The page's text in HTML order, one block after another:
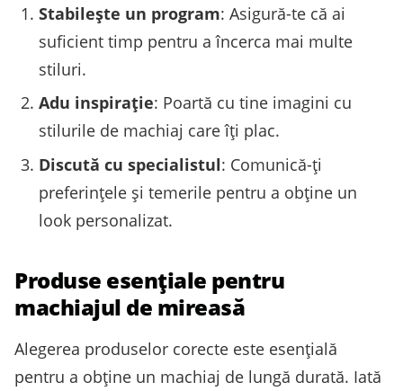
Stabilește un program: Asigură-te că ai
suficient timp pentru a încerca mai multe
stiluri.
Adu inspirație: Poartă cu tine imagini cu
stilurile de machiaj care îți plac.
Discută cu specialistul: Comunică-ți
preferințele și temerile pentru a obține un
look personalizat.
Produse esențiale pentru
machiajul de mireasă
Alegerea produselor corecte este esențială
pentru a obține un machiaj de lungă durată. Iată